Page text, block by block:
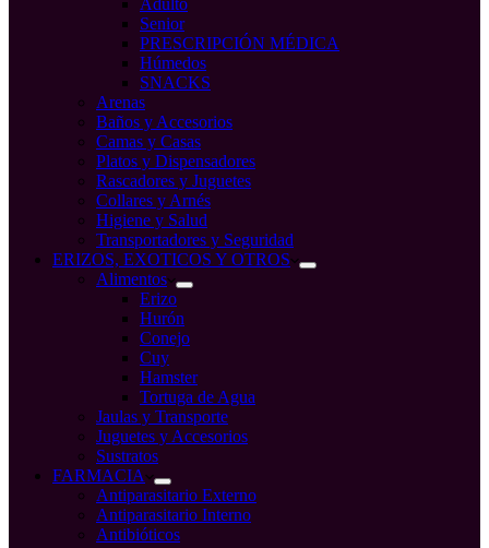
Adulto
Senior
PRESCRIPCIÓN MÉDICA
Húmedos
SNACKS
Arenas
Baños y Accesorios
Camas y Casas
Platos y Dispensadores
Rascadores y Juguetes
Collares y Arnés
Higiene y Salud
Transportadores y Seguridad
ERIZOS, EXOTICOS Y OTROS
Alimentos
Erizo
Hurón
Conejo
Cuy
Hamster
Tortuga de Agua
Jaulas y Transporte
Juguetes y Accesorios
Sustratos
FARMACIA
Antiparasitario Externo
Antiparasitario Interno
Antibióticos